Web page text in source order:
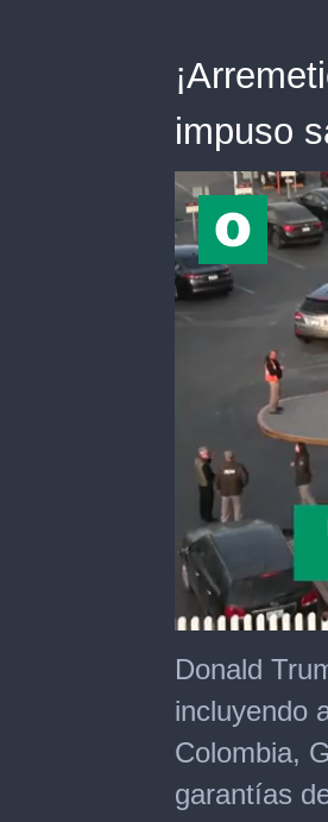
impuso
of
1
33
seconds
Donald
incluyendo
Colombia,
garantías